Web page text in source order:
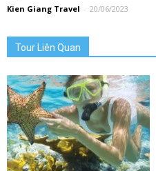
Kien Giang Travel - 20/06/2023
Tour Liên Quan